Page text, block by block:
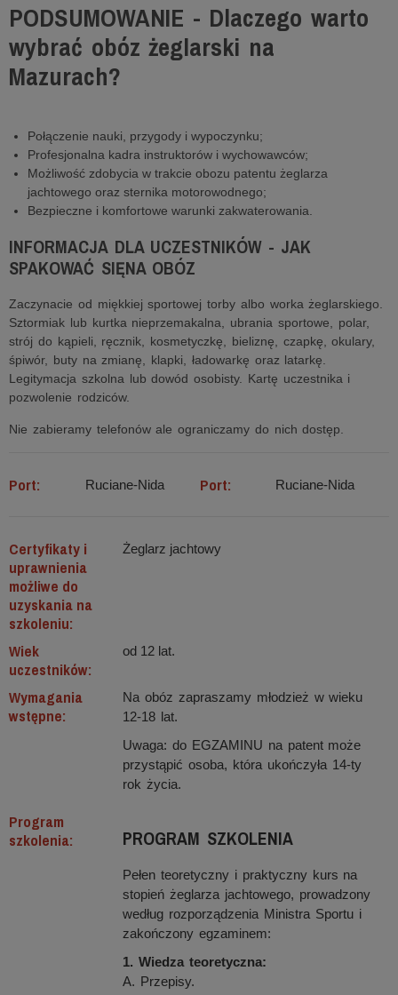
PODSUMOWANIE - Dlaczego warto
wybrać obóz żeglarski na
Mazurach?
Połączenie nauki, przygody i wypoczynku;
Profesjonalna kadra instruktorów i wychowawców;
Możliwość zdobycia w trakcie obozu patentu żeglarza
jachtowego oraz sternika motorowodnego;
Bezpieczne i komfortowe warunki zakwaterowania.
INFORMACJA DLA UCZESTNIKÓW - JAK
SPAKOWAĆ SIĘNA OBÓZ
Zaczynacie od miękkiej sportowej torby albo worka żeglarskiego.
Sztormiak lub kurtka nieprzemakalna, ubrania sportowe, polar,
strój do kąpieli, ręcznik, kosmetyczkę, bieliznę, czapkę, okulary,
śpiwór, buty na zmianę, klapki, ładowarkę oraz latarkę.
Legitymacja szkolna lub dowód osobisty. Kartę uczestnika i
pozwolenie rodziców.
Nie zabieramy telefonów ale ograniczamy do nich dostęp.
Port: Ruciane-Nida Port: Ruciane-Nida
Certyfikaty i
uprawnienia
możliwe do
uzyskania na
szkoleniu:
Żeglarz jachtowy
Wiek
uczestników:
od 12 lat.
Wymagania
wstępne:
Na obóz zapraszamy młodzież w wieku
12-18 lat.
Uwaga: do EGZAMINU na patent może
przystąpić osoba, która ukończyła 14-ty
rok życia.
Program
szkolenia:
PROGRAM SZKOLENIA
Pełen teoretyczny i praktyczny kurs na
stopień żeglarza jachtowego, prowadzony
według rozporządzenia Ministra Sportu i
zakończony egzaminem:
1. Wiedza teoretyczna:
A. Przepisy.